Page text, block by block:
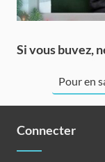
Si vous buvez,
Pour en
Connecter